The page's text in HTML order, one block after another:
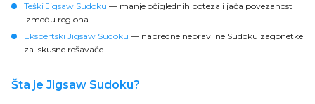
Teški Jigsaw Sudoku — manje očiglednih poteza i jača povezanost
između regiona
Ekspertski Jigsaw Sudoku — napredne nepravilne Sudoku zagonetke
za iskusne rešavače
Šta je Jigsaw Sudoku?